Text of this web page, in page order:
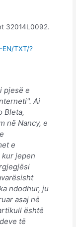
32014L0092.
TXT/?
pjesë e
Ai
Bleta,
në Nancy, e
e
jepen
ndodhur, ju
asaj në
është
të